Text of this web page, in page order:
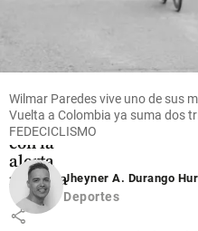
volcán
Puracé:
así está la
situación
con la
alerta
naranja
share
Wilmar Paredes vive uno de sus
Vuelta a Colombia ya suma dos
FEDECICLISMO
Jheyner A. Durango
Deportes